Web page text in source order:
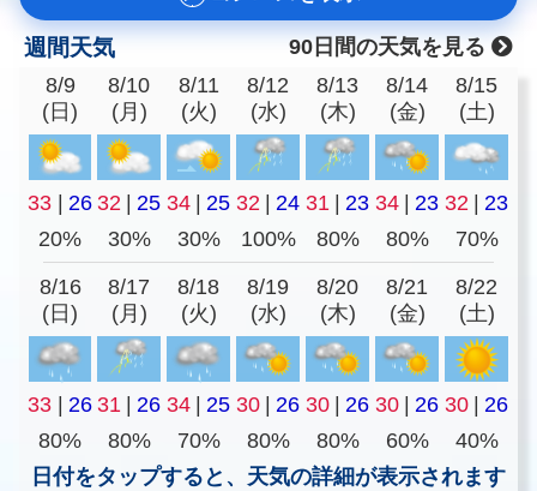
週間天気
90日間の天気を見る
8/9
(日)
8/10
(月)
8/11
(火)
8/12
(水)
8/13
(木)
8/14
(金)
8/15
(土)
33 | 26 32 | 25 34 | 25 32 | 24 31 | 23 34 | 23 32 | 23
20%
30% 30% 100% 80% 80% 70%
8/16
(日)
8/17
(月)
8/18
(火)
8/19
(水)
8/20
(木)
8/21
(金)
8/22
(土)
33 | 26 31 | 26 34 | 25 30 | 26 30 | 26 30 | 26 30 | 26
80%
80% 70% 80% 80% 60%
40%
日付をタップすると、天気の詳細が表示されます